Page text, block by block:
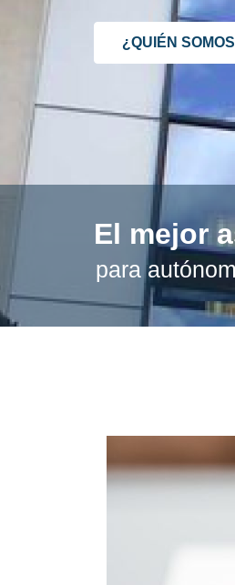
¿QUIÉN
El mejor
para